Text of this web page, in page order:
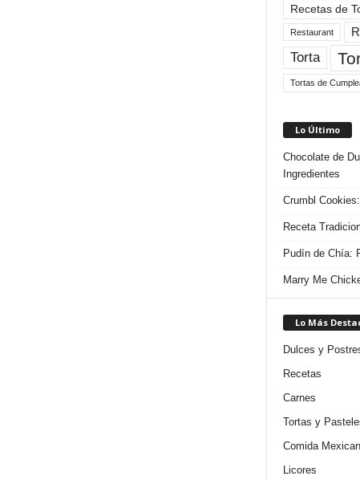
Recetas de
Restaurant
Torta
Tortas de
Lo Último
Chocolate de
Ingredientes
Crumbl
Receta
Pudín de Chía:
Marry Me
Lo Más
Dulces y
Recetas
Carnes
Tortas y
Comida
Licores